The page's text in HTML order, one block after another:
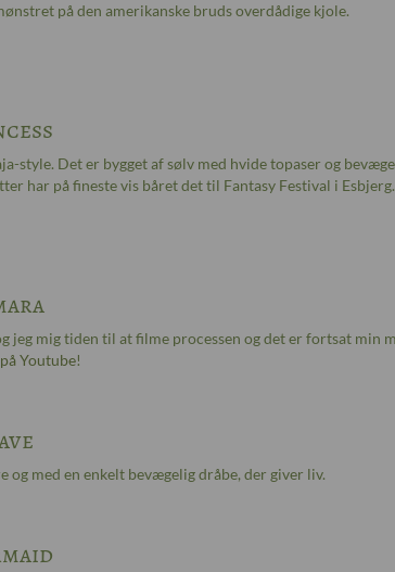
på den amerikanske bruds overdådige kjole.
style. Det er bygget af sølv med hvide topaser og
har på fineste vis båret det til Fantasy Festival i Esbjerg.
jeg mig tiden til at filme processen og det er fortsat min
Youtube!
og med en enkelt bevægelig dråbe, der giver liv.